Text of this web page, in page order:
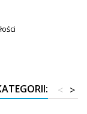
>
<